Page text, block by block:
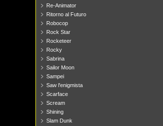
Re-Animator
Ritorno al Futuro
Robocop
Rock Star
Rocketeer
Rocky
Sabrina
Sailor Moon
Sampei
Saw l'enigmista
Scarface
Scream
Shining
Slam Dunk